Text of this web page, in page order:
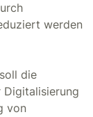
werden
die
Digitalisierung
von